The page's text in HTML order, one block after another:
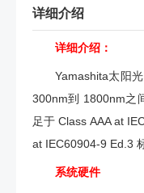
详细介绍
详细介绍：
Yamashita太阳
300nm到 1800nm之
足于 Class AAA at
at IEC60904-9 Ed.3
系统硬件